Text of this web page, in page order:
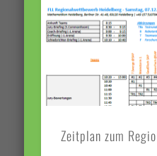
Zeitplan zum